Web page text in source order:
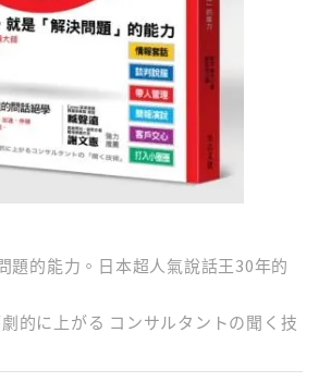
題的能力。日本超人氣說話王30年的
的に上がる コンサルタントの聞く技